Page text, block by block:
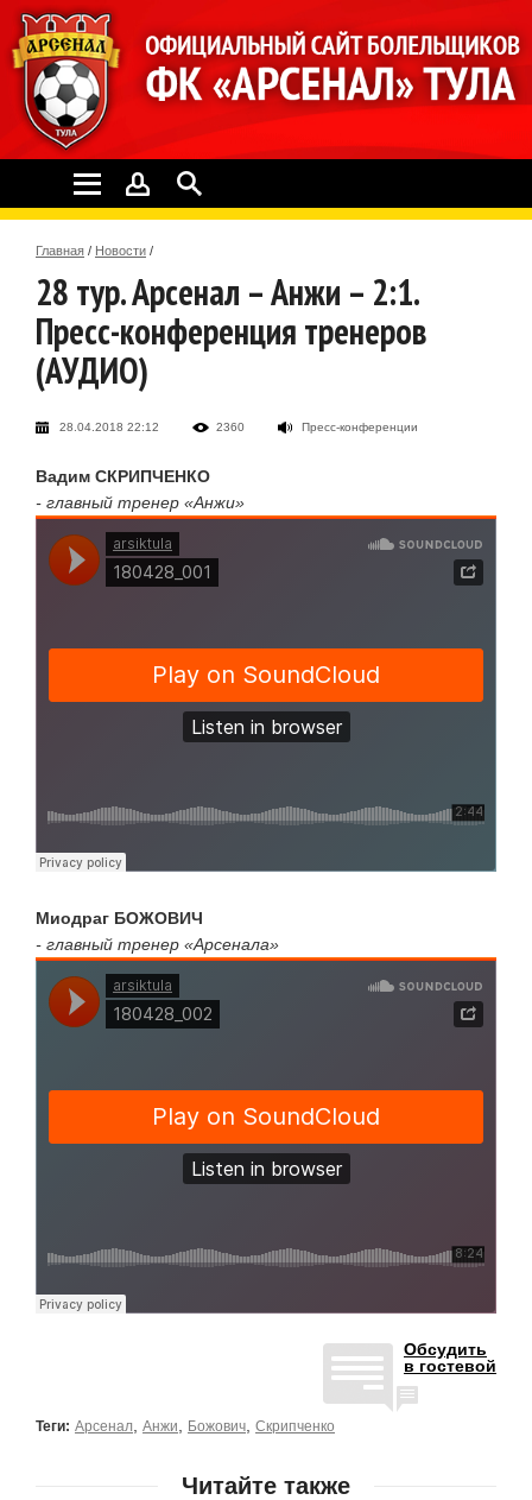
Главная / Новости /
28 тур. Арсенал – Анжи – 2:1.
Пресс-конференция тренеров
(АУДИО)
28.04.2018 22:12 2360 Пресс-конференции
Вадим СКРИПЧЕНКО
- главный тренер «Анжи»
Миодраг БОЖОВИЧ
- главный тренер «Арсенала»
Обсудить
в гостевой
Теги: Арсенал Анжи Божович Скрипченко
Читайте также